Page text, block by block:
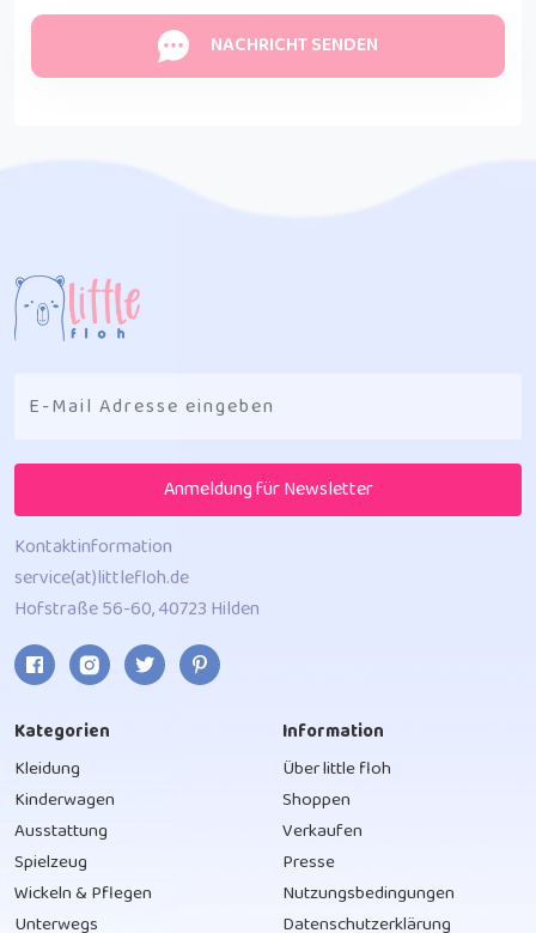
NACHRICHT SENDEN
Anmeldung für Newsletter
Kontaktinformation
service(at)littlefloh.de
Hofstraße 56-60, 40723 Hilden
Kategorien
Kleidung
Kinderwagen
Ausstattung
Spielzeug
Wickeln & Pflegen
Unterwegs
Information
Über little floh
Shoppen
Verkaufen
Presse
Nutzungsbedingungen
Datenschutzerklärung